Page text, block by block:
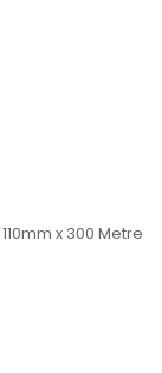
110mm x 300 Metre